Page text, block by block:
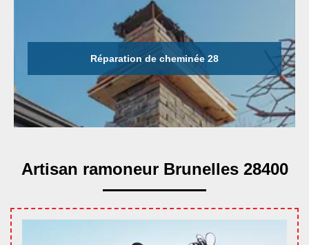
Tubage de cheminée 28
Artisan ramoneur Brunelles 28400